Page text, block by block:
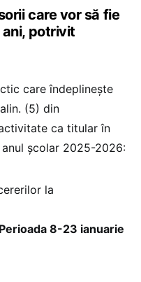
care vor să fie
potrivit
care îndeplineşte
(5) din
ca titular în
şcolar 2025-2026:
la
Perioada 8-23 ianuarie